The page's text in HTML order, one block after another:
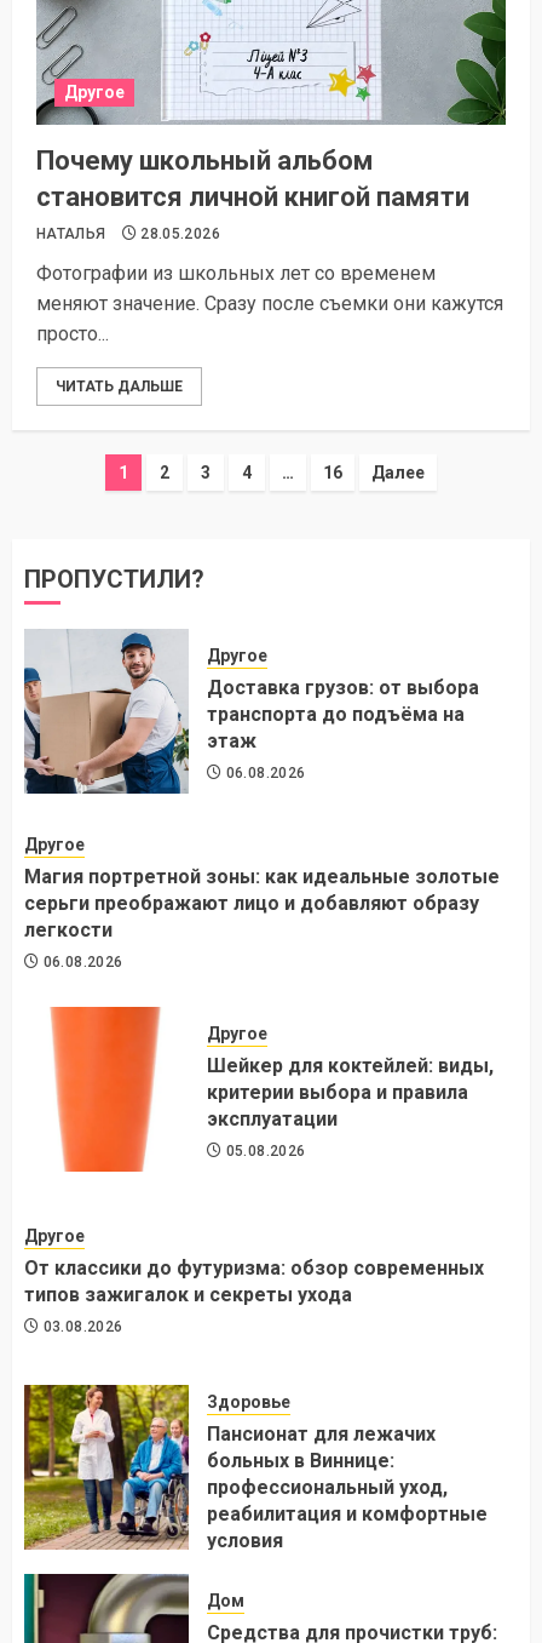
Другое
Почему школьный альбом
становится личной книгой памяти
НАТАЛЬЯ 28.05.2026
Фотографии из школьных лет со временем
меняют значение. Сразу после съемки они кажутся
просто...
ЧИТАТЬ ДАЛЬШЕ
Пагинация
1 2 3 4 … 16 Далее
ПРОПУСТИЛИ?
Другое
Доставка грузов: от выбора
транспорта до подъёма на
этаж
06.08.2026
Другое
Магия портретной зоны: как идеальные золотые
серьги преображают лицо и добавляют образу
легкости
06.08.2026
Другое
Шейкер для коктейлей: виды,
критерии выбора и правила
эксплуатации
05.08.2026
Другое
От классики до футуризма: обзор современных
типов зажигалок и секреты ухода
03.08.2026
Здоровье
Пансионат для лежачих
больных в Виннице:
профессиональный уход,
реабилитация и комфортные
условия
Дом
Средства для прочистки труб: